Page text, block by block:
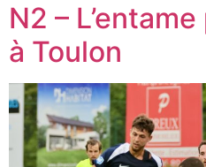
N2 –
à Toulon